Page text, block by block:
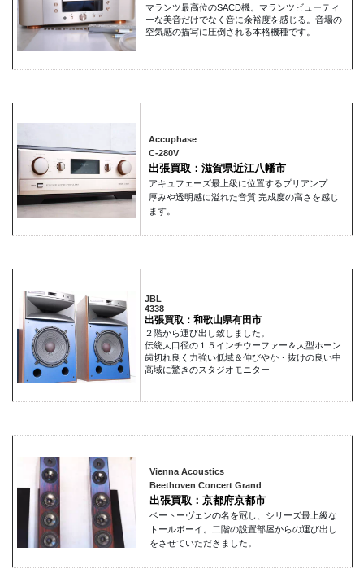
マランツ最高位のSACD機。マランツビューティ
ーな美音だけでなく音に余裕度を感じる。音場の
空気感の描写に圧倒される本格機種です。
Accuphase
C-280V
出張買取：滋賀県近江八幡市
アキュフェーズ最上級に位置するプリアンプ
厚みや透明感に溢れた音質 完成度の高さを感じ
ます。
JBL
4338
出張買取：和歌山県有田市
２階から運び出し致しました。
伝統大口径の１５インチウーファー＆大型ホーン
歯切れ良く力強い低域＆伸びやか・抜けの良い中
高域に驚きのスタジオモニター
Vienna Acoustics
Beethoven Concert Grand
出張買取：京都府京都市
ベートーヴェンの名を冠し、シリーズ最上級な
トールボーイ。二階の設置部屋からの運び出し
をさせていただきました。